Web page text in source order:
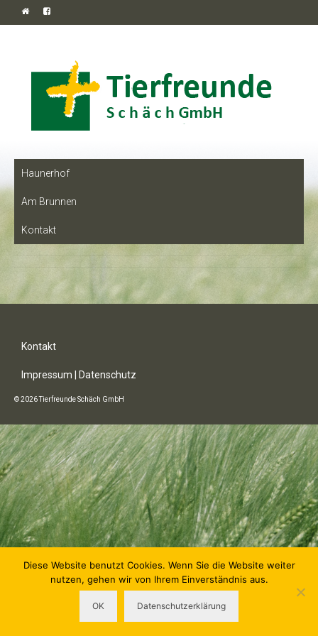
Haunerhof
Am Brunnen
Kontakt
Kontakt
Impressum | Datenschutz
© 2026 Tierfreunde Schäch GmbH
Diese Website benutzt Cookies. Wenn Sie die Website weiter
nutzen, gehen wir von Ihrem Einverständnis aus.
OK Datenschutzerklärung